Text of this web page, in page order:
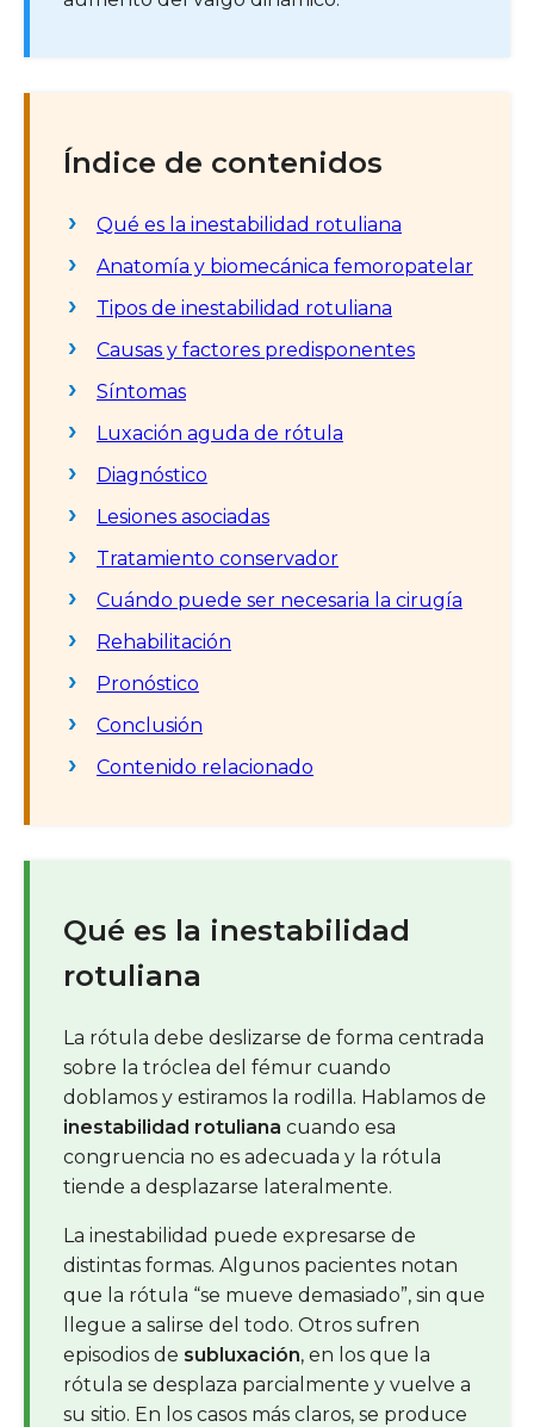
Índice de contenidos
Qué es la inestabilidad rotuliana
Anatomía y biomecánica femoropatelar
Tipos de inestabilidad rotuliana
Causas y factores predisponentes
Síntomas
Luxación aguda de rótula
Diagnóstico
Lesiones asociadas
Tratamiento conservador
Cuándo puede ser necesaria la cirugía
Rehabilitación
Pronóstico
Conclusión
Contenido relacionado
Qué es la inestabilidad
rotuliana
La rótula debe deslizarse de forma centrada
sobre la tróclea del fémur cuando
doblamos y estiramos la rodilla. Hablamos de
inestabilidad rotuliana cuando esa
congruencia no es adecuada y la rótula
tiende a desplazarse lateralmente.
La inestabilidad puede expresarse de
distintas formas. Algunos pacientes notan
que la rótula “se mueve demasiado”, sin que
llegue a salirse del todo. Otros sufren
episodios de subluxación, en los que la
rótula se desplaza parcialmente y vuelve a
su sitio. En los casos más claros, se produce